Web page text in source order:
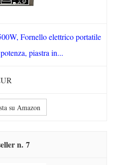
Fornello elettrico portatile
piastra in...
su Amazon
7